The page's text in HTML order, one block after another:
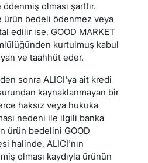
olması şarttır.
ürün bedeli ödenmez veya
edilir ise, GOOD MARKET
kurtulmuş kabul
ve taahhüt eder.
sonra ALICI'ya ait kredi
kaynaklanmayan bir
haksız veya hukuka
nedeni ile ilgili banka
ürün bedelini GOOD
halinde, ALICI'nın
olması kaydıyla ürünün